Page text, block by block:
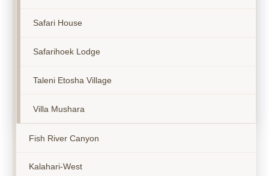
Safari House
Safarihoek Lodge
Taleni Etosha Village
Villa Mushara
Fish River Canyon
Kalahari-West